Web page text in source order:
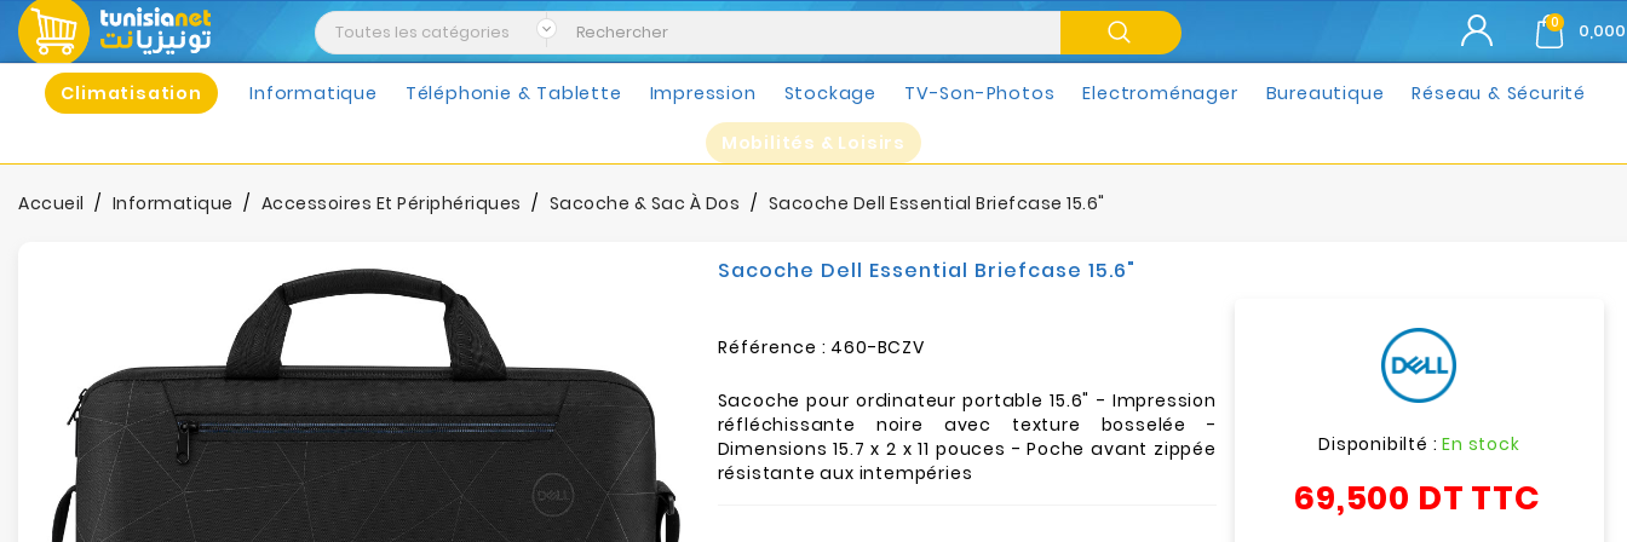
0
Climatisation Informatique Téléphonie & Tablette Impression Stockage TV-Son-Photos Electroménager Bureautique Réseau & Sécurité
Mobilités & Loisirs
Accueil Informatique Accessoires Et Périphériques Sacoche & Sac À Dos Sacoche Dell Essential Briefcase 15.6"
Sacoche Dell Essential Briefcase 15.6"
Référence : 460-BCZV
Sacoche pour ordinateur portable 15.6" - Impression
réfléchissante noire avec texture bosselée -
Dimensions 15.7 x 2 x 11 pouces - Poche avant zippée
résistante aux intempéries
Disponibilté :En stock
69,500 DT TTC